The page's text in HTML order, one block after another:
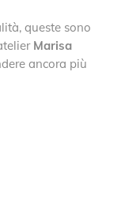
queste sono
Marisa
ancora più